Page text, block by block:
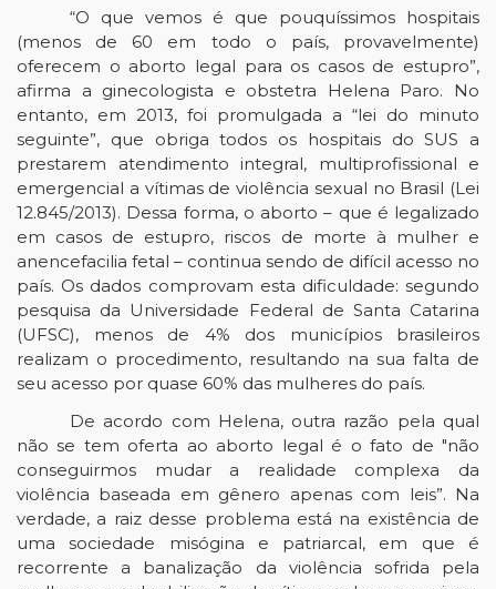
“O
que vemos é que pouquíssimos hospitais
(menos de 60 em todo o país, provavelmente)
oferecem o aborto legal para os casos de estupro”,
afirma a ginecologista e obstetra Helena Paro. No
entanto, em 2013, foi promulgada a “lei do minuto
seguinte”, que obriga todos os hospitais do SUS a
prestarem atendimento integral, multiprofissional e
emergencial a vítimas de violência sexual no Brasil (Lei
12.845/2013). Dessa forma, o aborto – que é legalizado
em casos de estupro, riscos de morte à mulher e
anencefacilia fetal – continua sendo de difícil acesso no
país. Os dados comprovam esta dificuldade: segundo
pesquisa da Universidade Federal de Santa Catarina
(UFSC), menos de 4% dos municípios brasileiros
realizam o procedimento, resultando na sua falta de
seu acesso por quase 60% das mulheres do país.
De acordo com Helena, outra razão pela qual
não se tem oferta ao aborto legal é o fato de "não
conseguirmos mudar a realidade complexa da
violência baseada em gênero apenas com leis”. Na
verdade, a raiz desse problema está na existência de
uma sociedade misógina e patriarcal, em que é
recorrente a banalização da violência sofrida pela